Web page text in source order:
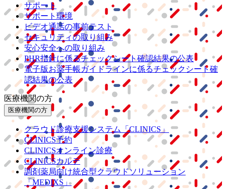
サポート
サポート環境
ビデオ通話の事前テスト
セキュリティの取り組み
安心安全への取り組み
PHR指針に係るチェックシート確認結果の公表
電子版お薬手帳ガイドラインに係るチェックシート確
認結果の公表
医療機関の方
医療機関の方
クラウド診療支援システム
「CLINICS」
CLINICS予約
CLINICSオンライン診療
CLINICSカルテ
調剤薬局向け統合型クラウドソリューション
「MEDIXS」